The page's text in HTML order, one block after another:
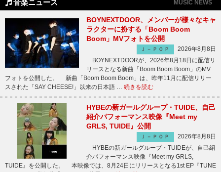
音楽ニュース MUSIC NEWS
BOYNEXTDOOR、メンバーが様々なキャ
ラクターに扮する「Boom Boom
Boom」MVフォトを公開
Ｊ－ＰＯＰ
2026年8月8日
BOYNEXTDOORが、2026年8月18日に配信リ
リースとなる新曲「Boom Boom Boom」のMV
フォトを公開した。 新曲「Boom Boom Boom」は、昨年11月に配信リリー
スされた「SAY CHEESE!」以来の日本語 … 続きを読む
HYBEの新ガールグループ・TUIDE、自己
紹介パフォーマンス映像『Meet my
GRLS, TUIDE』公開
Ｊ－ＰＯＰ
2026年8月8日
HYBEの新ガールグループ・TUIDEが、自己紹
介パフォーマンス映像『Meet my GRLS,
TUIDE』を公開した。 本映像では、8月24日にリリースとなる1st EP『TUNE